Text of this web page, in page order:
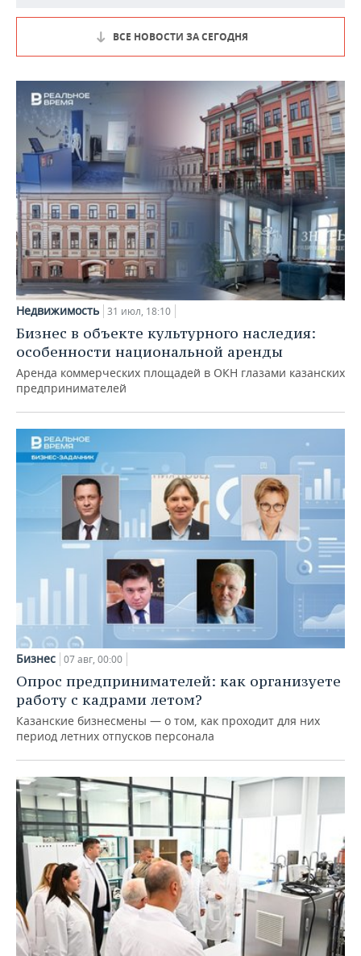
ВСЕ НОВОСТИ ЗА СЕГОДНЯ
Недвижимость 31 июл, 18:10
Бизнес в объекте культурного наследия:
особенности национальной аренды
Аренда коммерческих площадей в ОКН глазами казанских
предпринимателей
Бизнес 07 авг, 00:00
Опрос предпринимателей: как организуете
работу с кадрами летом?
Казанские бизнесмены — о том, как проходит для них
период летних отпусков персонала